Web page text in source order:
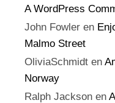
A WordPress
John Fowler en
Malmo Street
OliviaSchmidt en
Norway
Ralph Jackson en